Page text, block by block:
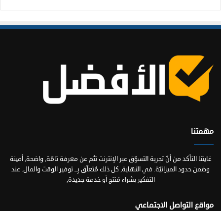
مهمتنا
غايتنا التأكد من أنّ تجربة التسوّق عبر الإنترنت تنُم عن معرفة تامّة, واضحة, أمينة
وضمن حدود الميزانيّة. في النهاية, كل ذلك مُتعلّق بِـــ توفير الوقت والمال. عند
التفكير بشراء مُنتج أو خدمة جديدة,
مواقع التواصل الاجتماعي